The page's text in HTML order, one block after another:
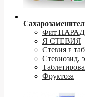
Фит ПАРАД
Я СТЕВИЯ
Стевия в
Стевиозид,
Фруктоза